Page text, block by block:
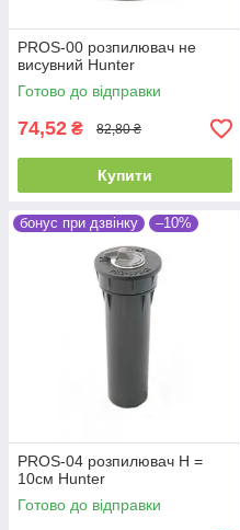
PROS-00 розпилювач не
висувний Hunter
Готово до відправки
74,52 ₴ 82,80 ₴
Купити
бонус при дзвінку –10%
PROS-04 розпилювач Н =
10см Hunter
Готово до відправки